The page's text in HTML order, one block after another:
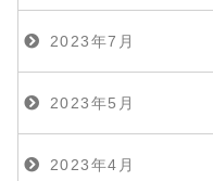
2023年7月
2023年5月
2023年4月